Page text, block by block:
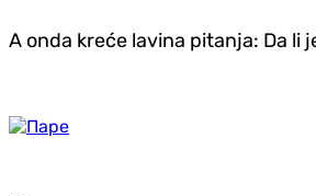
A onda kreće lavina pitanja: Da li